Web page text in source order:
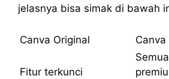
jelasnya bisa simak di bawah
Canva Original
Fitur terkunci